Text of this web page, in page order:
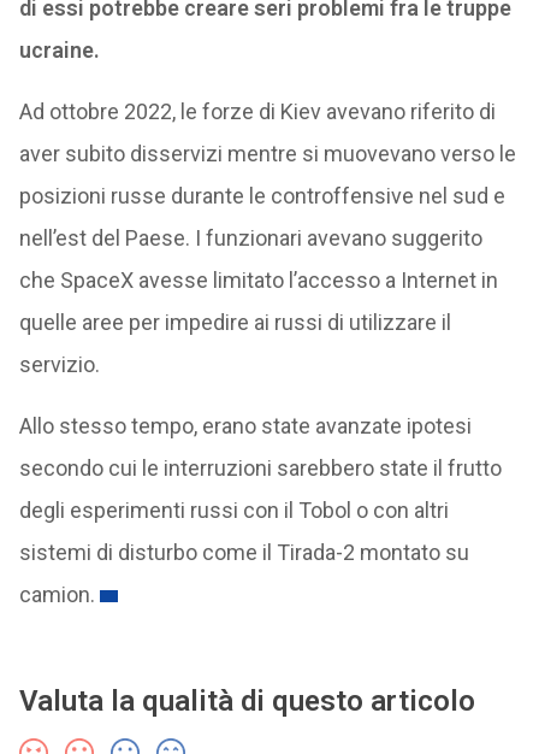
di essi potrebbe creare seri problemi fra le truppe
ucraine.
Ad ottobre 2022, le forze di Kiev avevano riferito di
aver subito disservizi mentre si muovevano verso le
posizioni russe durante le controffensive nel sud e
nell’est del Paese. I funzionari avevano suggerito
che SpaceX avesse limitato l’accesso a Internet in
quelle aree per impedire ai russi di utilizzare il
servizio.
Allo stesso tempo, erano state avanzate ipotesi
secondo cui le interruzioni sarebbero state il frutto
degli esperimenti russi con il Tobol o con altri
sistemi di disturbo come il Tirada-2 montato su
camion.
Valuta la qualità di questo articolo